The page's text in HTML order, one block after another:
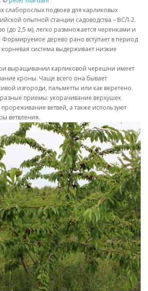
слаборослых подвоев для карликовых
опытной станции садоводства – ВСЛ-2.
(до 2,5 м), легко размножается черенками и
Формируемое дерево рано вступает в период
система выдерживает низкие
выращивании карликовой черешни имеет
кроны. Чаще всего она бывает
изгороди, пальметты или как веретено.
приемы: укорачивание верхушек
ветвей, а также используют
ветвления.